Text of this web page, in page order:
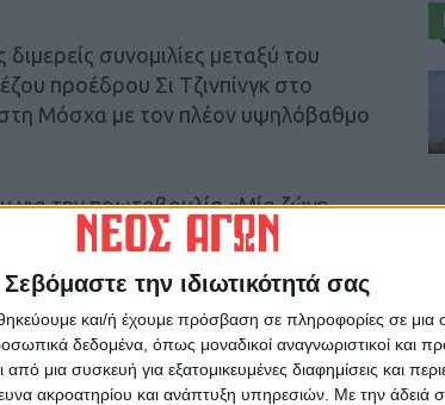
Σεβόμαστε την ιδιωτικότητά σας
και/ή έχουμε πρόσβαση σε πληροφορίες σε
δεδομένα, όπως μοναδικοί αναγνωριστικοί και
μια συσκευή για εξατομικευμένες διαφημίσεις και
ακροατηρίου και ανάπτυξη υπηρεσιών. Με την άδειά
συνομιλίες μεταξύ του
προέδρου Σι Τζινπίνγκ στο
Μόσχα με τον πλέον υψηλόβαθμο
για την πρωτοβουλία «Μία ζώνη,
με τον Ρώσο αξιωματούχο.
ΑΓΩΝ στο Google News!